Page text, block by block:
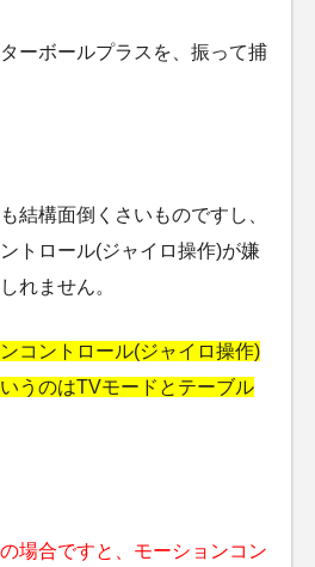
ーボールプラスを、振って捕
結構面倒くさいものですし、
トロール(ジャイロ操作)が嫌
れません。
コントロール(ジャイロ操作)
うのはTVモードとテーブル
場合ですと、モーションコン